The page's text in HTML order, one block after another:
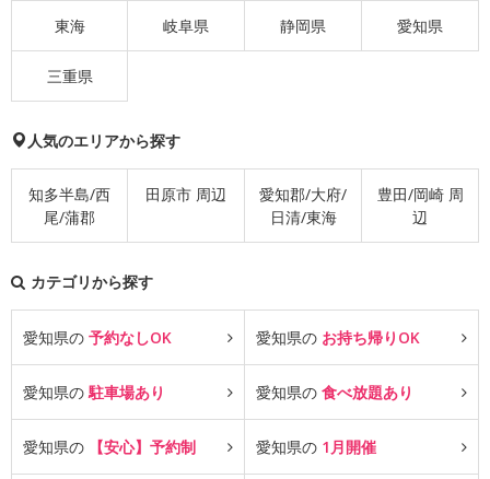
東海 岐阜県 静岡県 愛知県
三重県
人気のエリアから探す
知多半島/西
尾/蒲郡
田原市 周辺
愛知郡/大府/
日清/東海
豊田/岡崎 周
辺
カテゴリから探す
愛知県の 予約なしOK 愛知県の お持ち帰りOK
愛知県の駐車場あり 愛知県の 食べ放題あり
愛知県の 【安心】予約制 愛知県の 1月開催